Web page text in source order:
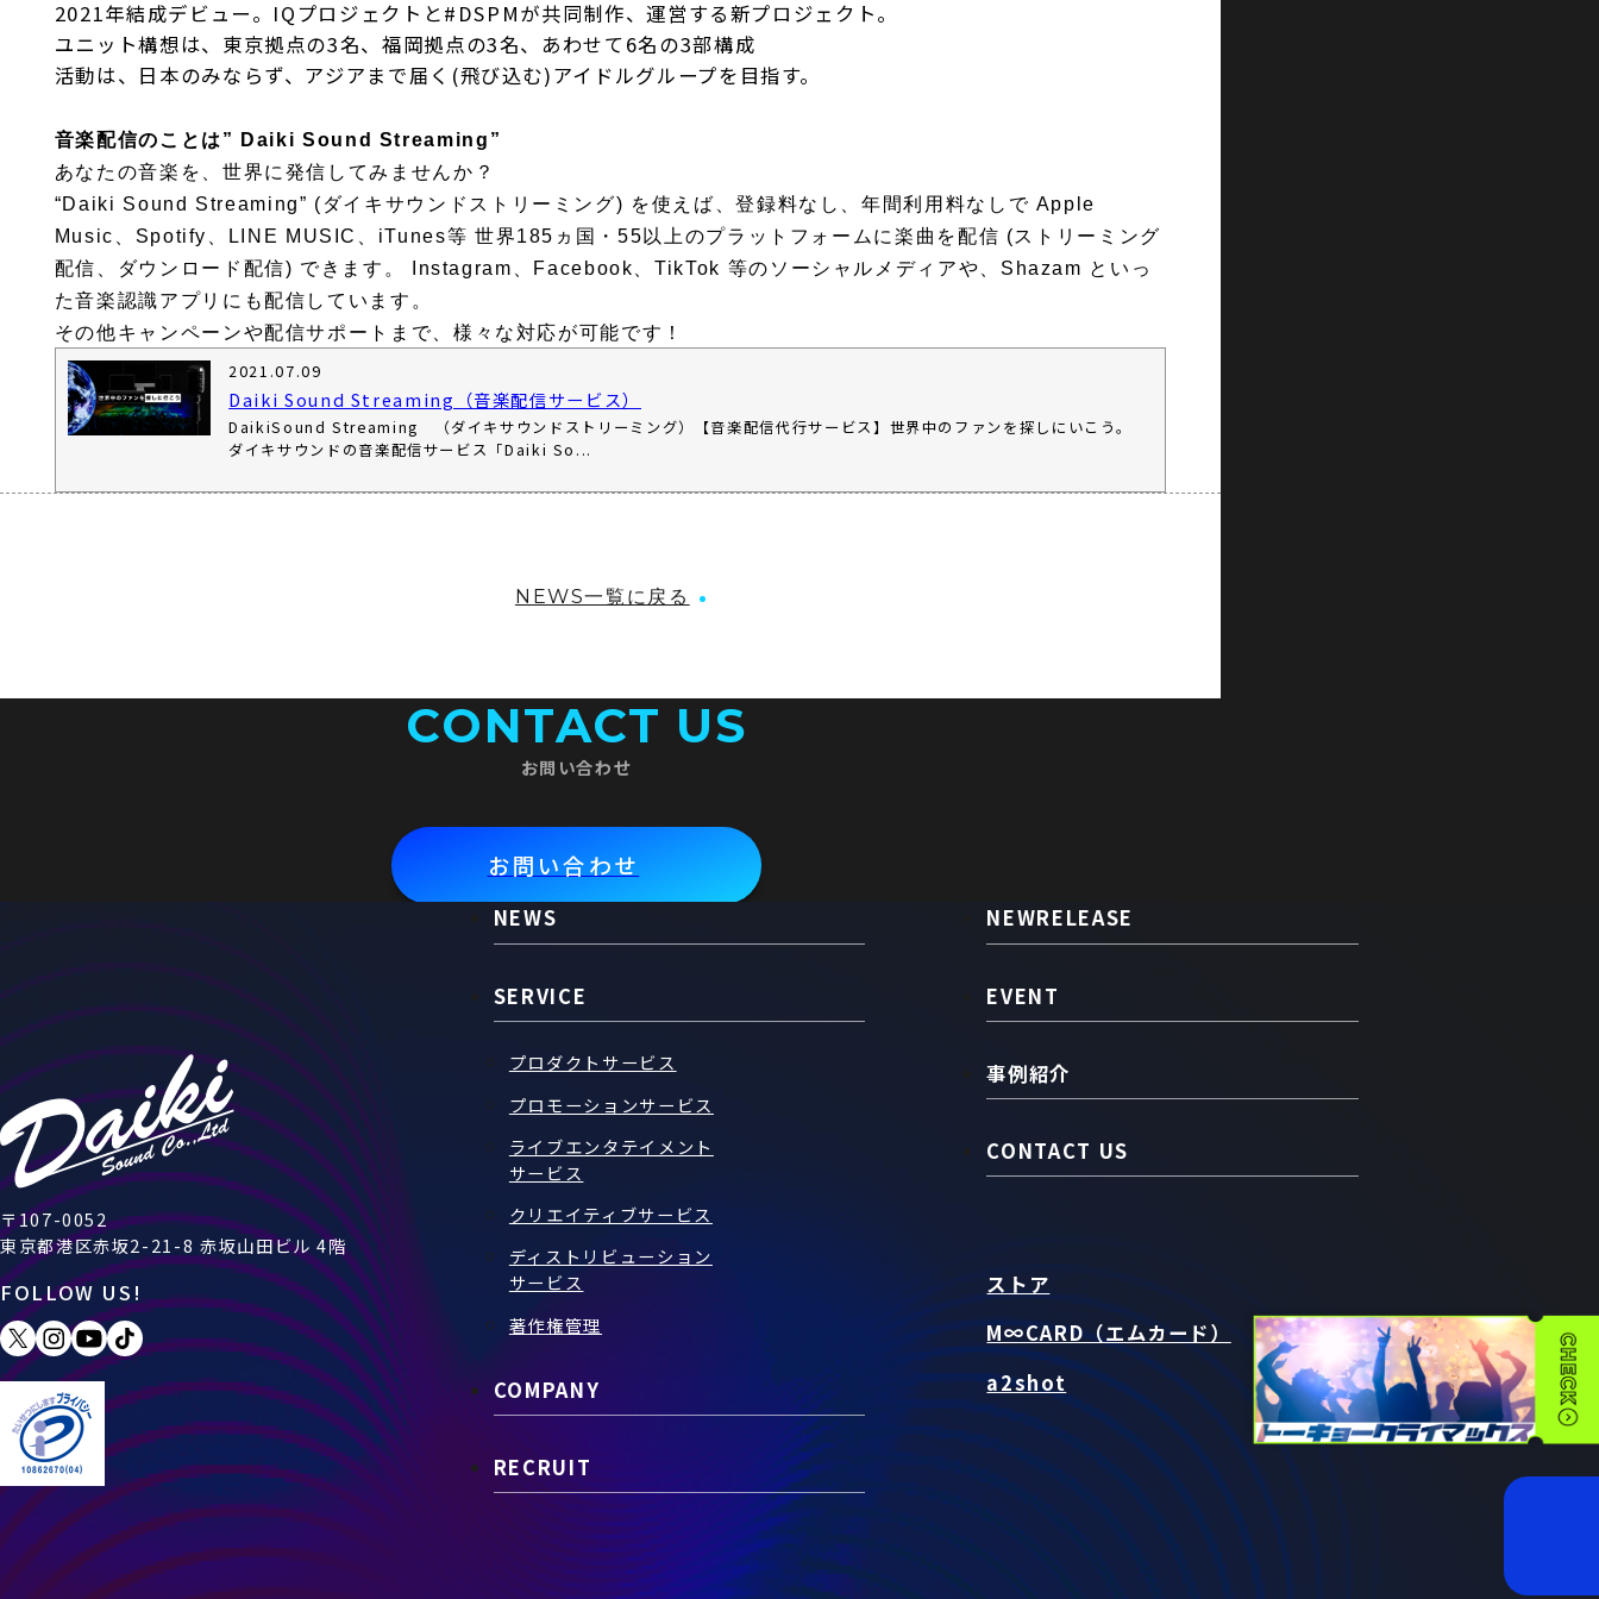
2021年結成デビュー。IQプロジェクトと#DSPMが共同制作、運営する新プロジェクト。
ユニット構想は、東京拠点の3名、福岡拠点の3名、あわせて6名の3部構成
活動は、日本のみならず、アジアまで届く(飛び込む)アイドルグループを目指す。
音楽配信のことは” Daiki Sound Streaming”
あなたの音楽を、世界に発信してみませんか？
“Daiki Sound Streaming” (ダイキサウンドストリーミング) を使えば、登録料なし、年間利⽤料なしで Apple
Music、Spotify、LINE MUSIC、iTunes等 世界185ヵ国・55以上のプラットフォームに楽曲を配信 (ストリーミング
配信、ダウンロード配信) できます。 Instagram、Facebook、TikTok 等のソーシャルメディアや、Shazam といっ
た⾳楽認識アプリにも配信しています。
その他キャンペーンや配信サポートまで、様々な対応が可能です！
2021.07.09
Daiki Sound Streaming（音楽配信サービス）
DaikiSound Streaming （ダイキサウンドストリーミング）【音楽配信代行サービス】世界中のファンを探しにいこう。
ダイキサウンドの音楽配信サービス「Daiki So...
NEWS一覧に戻る
CONTACT US
お問い合わせ
お問い合わせ
〒107-0052
東京都港区赤坂2-21-8 赤坂山田ビル 4階
FOLLOW US!
NEWS
SERVICE
プロダクトサービス
プロモーションサービス
ライブエンタテイメント
サービス
クリエイティブサービス
ディストリビューション
サービス
著作権管理
COMPANY
RECRUIT
NEWRELEASE
EVENT
事例紹介
CONTACT US
ストア
M∞CARD（エムカード）
a2shot